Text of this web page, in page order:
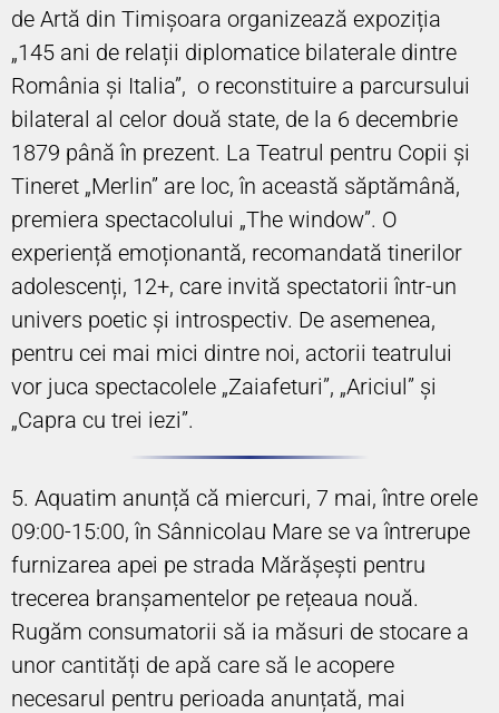
de Artă din Timișoara organizează expoziția
„145 ani de relații diplomatice bilaterale dintre
România și Italia”, o reconstituire a parcursului
bilateral al celor două state, de la 6 decembrie
1879 până în prezent. La Teatrul pentru Copii și
Tineret „Merlin” are loc, în această săptămână,
premiera spectacolului „The window”. O
experiență emoționantă, recomandată tinerilor
adolescenți, 12+, care invită spectatorii într-un
univers poetic și introspectiv. De asemenea,
pentru cei mai mici dintre noi, actorii teatrului
vor juca spectacolele „Zaiafeturi”, „Ariciul” și
„Capra cu trei iezi”.
5. Aquatim anunță că miercuri, 7 mai, între orele
09:00-15:00, în Sânnicolau Mare se va întrerupe
furnizarea apei pe strada Mărășești pentru
trecerea branșamentelor pe rețeaua nouă.
Rugăm consumatorii să ia măsuri de stocare a
unor cantități de apă care să le acopere
necesarul pentru perioada anunțată, mai